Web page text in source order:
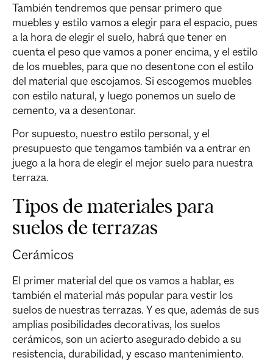
También tendremos que pensar primero que
muebles y estilo vamos a elegir para el espacio, pues
a la hora de elegir el suelo, habrá que tener en
cuenta el peso que vamos a poner encima, y el estilo
de los muebles, para que no desentone con el estilo
del material que escojamos. Si escogemos muebles
con estilo natural, y luego ponemos un suelo de
cemento, va a desentonar.
Por supuesto, nuestro estilo personal, y el
presupuesto que tengamos también va a entrar en
juego a la hora de elegir el mejor suelo para nuestra
terraza.
Tipos de materiales para
suelos de terrazas
Cerámicos
El primer material del que os vamos a hablar, es
también el material más popular para vestir los
suelos de nuestras terrazas. Y es que, además de sus
amplias posibilidades decorativas, los suelos
cerámicos, son un acierto asegurado debido a su
resistencia, durabilidad, y escaso mantenimiento.